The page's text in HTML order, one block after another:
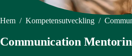
Hem / Kompetensutveckling /
Communication